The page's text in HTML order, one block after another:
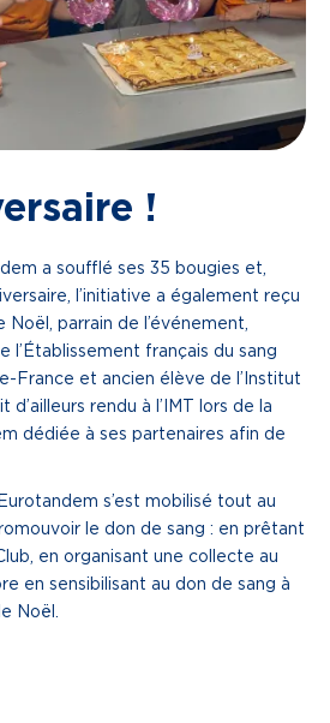
!
a soufflé ses 35 bougies et,
l’initiative a également reçu
Noël, parrain de l’événement,
l’Établissement français du sang
France et ancien élève de l’Institut
d’ailleurs rendu à l’IMT lors de la
dédiée à ses partenaires afin de
s’est mobilisé tout au
le don de sang : en prêtant
en organisant une collecte au
en sensibilisant au don de sang à
Noël.